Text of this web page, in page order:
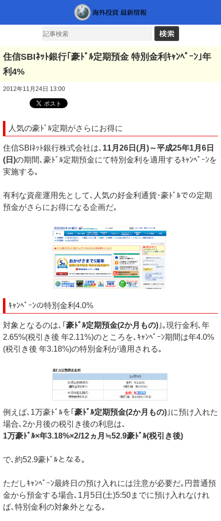
住信SBIﾈｯﾄ銀行｢豪ﾄﾞﾙ定期預金 特別金利ｷｬﾝﾍﾟｰﾝ｣年
利4%
2012年11月24日 13:00
人気の豪ﾄﾞﾙ定期がさらにお得に
住信SBIﾈｯﾄ銀行株式会社は､ 11月26日(月)～平成25年1月6日
(日)の期間､豪ﾄﾞﾙ定期預金にて特別金利を適用するｷｬﾝﾍﾟｰﾝを
実施する｡
有利な資産運用先として､人気の好金利通貨･豪ﾄﾞﾙでの定期
預金がさらにお得になる企画だ｡
ｷｬﾝﾍﾟｰﾝの特別金利4.0%
対象となるのは､｢ 豪ﾄﾞﾙ定期預金(2か月もの) ｣｡現行金利､年
2.65%(税引き後 年2.11%)のところを､ｷｬﾝﾍﾟｰﾝ期間は年4.0%
(税引き後 年3.18%)の特別金利が適用される｡
例えば､1万豪ﾄﾞﾙを｢ 豪ﾄﾞﾙ定期預金(2か月もの) ｣に預け入れた
場合､2か月後の税引き後の利息は､
1万豪ﾄﾞﾙ×年3.18%×2/12ヵ月≒52.9豪ﾄﾞﾙ(税引き後)
で､約52.9豪ﾄﾞﾙとなる｡
ただしｷｬﾝﾍﾟｰﾝ最終日の預け入れには注意が必要だ｡円普通預
金から預金する場合､1月5日(土)5:50までに預け入れなけれ
ば､特別金利の対象外となる｡